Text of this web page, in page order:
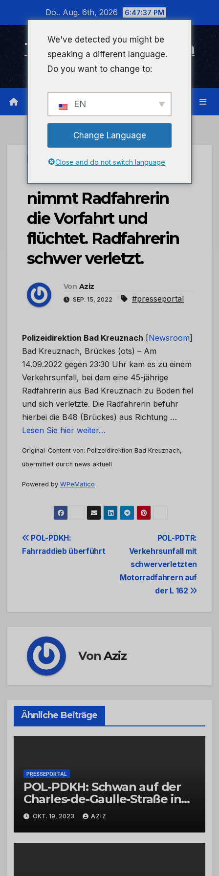
wechseln
Do.. Aug. 6th, 2026 6:47:38 PM
Timeline Bad Kreuznach
Infonetzwerk für Bad Kreuznach
PRESSEPORTAL
POL-PDKH: PKW
nimmt Radfahrerin
die Vorfahrt und
flüchtet. Radfahrerin
schwer verletzt.
Von Aziz
SEP. 15, 2022 #presseportal
Polizeidirektion Bad Kreuznach [Newsroom]
Bad Kreuznach, Brückes (ots) – Am
14.09.2022 gegen 23:30 Uhr kam es zu einem
Verkehrsunfall, bei dem eine 45-jährige
Radfahrerin aus Bad Kreuznach zu Boden fiel
und sich verletzte. Die Radfahrerin befuhr
hierbei die B48 (Brückes) aus Richtung …
Lesen Sie hier weiter…
Original-Content von: Polizeidirektion Bad Kreuznach,
übermittelt durch news aktuell
Powered by WPeMatico
Beitrags-
POL-PDTR:
Verkehrsunfall mit
schwerverletzten
Motorradfahrern auf
der L 162
POL-PDKH:
Fahrraddieb überführt
VonAziz
Ähnliche Beiträge
PRESSEPORTAL
POL-PDKH: Schwan auf der
Charles-de-Gaulle-Straße in
Bad Kreuznach beeinflusst
Feierabendverkehr
OKT. 19, 2023 AZIZ
We've detected you might be
speaking a different language.
Do you want to change to:
EN
Change Language
Close and do not switch language